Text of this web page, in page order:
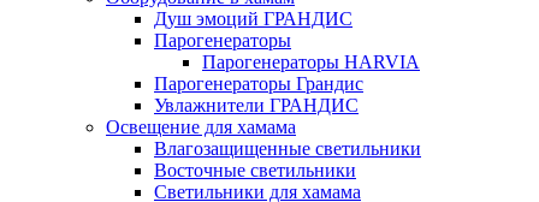
Душ эмоций ГРАНДИС
Парогенераторы
Парогенераторы HARVIA
Парогенераторы Грандис
Увлажнители ГРАНДИС
Освещение для хамама
Влагозащищенные светильники
Восточные светильники
Светильники для хамама